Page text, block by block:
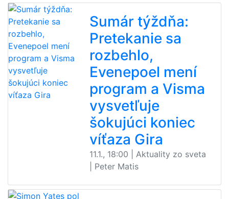
Sumár týždňa:
Pretekanie sa
rozbehlo,
Evenepoel mení
program a Visma
vysvetľuje
šokujúci koniec
víťaza Gira
11.1., 18:00 | Aktuality zo sveta
| Peter Matis